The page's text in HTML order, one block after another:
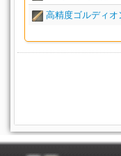
高精度ゴルディオ